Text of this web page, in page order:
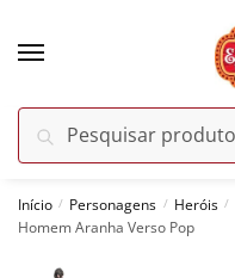
por:
Pesquisar
Início / Personagens / Heróis /
Homem Aranha Verso Pop